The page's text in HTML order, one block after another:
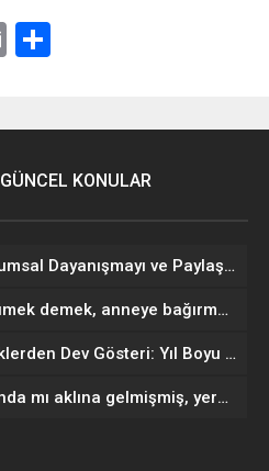
Email
GÜNCEL KONULAR
Toplumsal Dayanışmayı ve Paylaşımı Pekiştiren Önemli Bir Kültürel Miras: Aşure…
Büyümek demek, anneye bağırmak babayı yok saymak değildir…
Miniklerden Dev Gösteri: Yıl Boyu Öğrendiklerini Sahnede Sergilediler
“O anda mı aklına gelmişmiş, yersen…”